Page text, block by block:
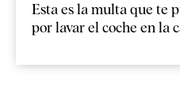
Esta es la multa que te
por lavar el coche en la